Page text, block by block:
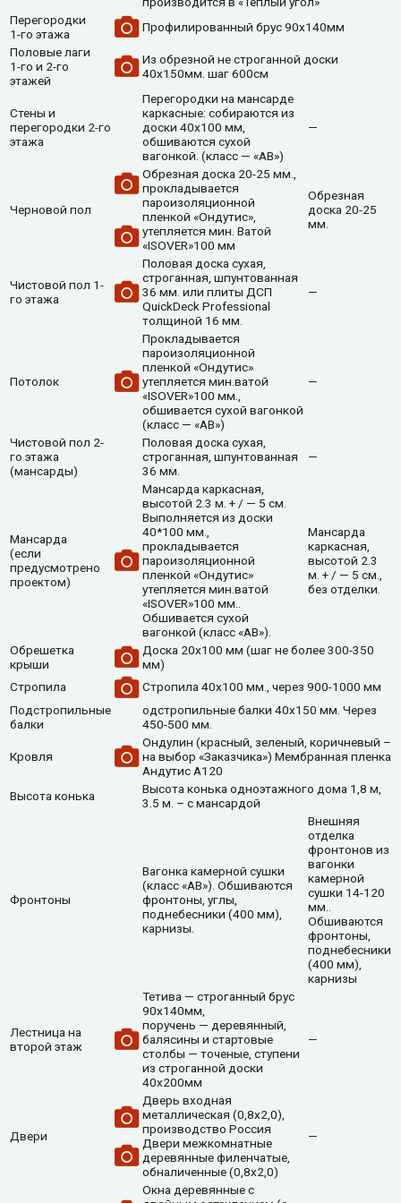
Перегородки
1-го этажа
Профилированный брус 90х140мм
Половые лаги
1-го и 2-го
этажей
Из обрезной не строганной доски
40х150мм. шаг 600см
Стены и
перегородки 2-го
этажа
Перегородки на мансарде
каркасные: собираются из
доски 40х100 мм,
обшиваются сухой
вагонкой. (класс — «АВ»)
—
Черновой пол
Обрезная доска 20-25 мм.,
прокладывается
пароизоляционной
пленкой «Ондутис»,
утепляется мин. Ватой
«ISOVER»100 мм
Обрезная
доска 20-25
мм.
Чистовой пол 1-
го этажа
Половая доска сухая,
строганная, шпунтованная
36 мм. или плиты ДСП
QuickDeck Professional
толщиной 16 мм.
—
Потолок
Прокладывается
пароизоляционной
пленкой «Ондутис»
утепляется мин.ватой
«ISOVER»100 мм.,
обшивается сухой вагонкой
(класс — «АВ»)
—
Чистовой пол 2-
го этажа
(мансарды)
Половая доска сухая,
строганная, шпунтованная
36 мм.
—
Мансарда
(если
предусмотрено
проектом)
Мансарда каркасная,
высотой 2.3 м. + / — 5 см.
Выполняется из доски
40*100 мм.,
прокладывается
пароизоляционной
пленкой «Ондутис»
утепляется мин.ватой
«ISOVER»100 мм..
Обшивается сухой
вагонкой (класс «АВ»).
Мансарда
каркасная,
высотой 2.3
м. + / — 5 см.,
без отделки.
Обрешетка
крыши
Доска 20х100 мм (шаг не более 300-350
мм)
Стропила
Cтропила 40х100 мм., через 900-1000 мм
Подстропильные
балки
одстропильные балки 40х150 мм. Через
450-500 мм.
Кровля
Ондулин (красный, зеленый, коричневый –
на выбор «Заказчика») Мембранная пленка
Андутис А120
Высота конька
Высота конька одноэтажного дома 1,8 м,
3.5 м. – с мансардой
Фронтоны
Вагонка камерной сушки
(класс «АВ»). Обшиваются
фронтоны, углы,
поднебесники (400 мм),
карнизы.
Внешняя
отделка
фронтонов из
вагонки
камерной
сушки 14-120
мм..
Обшиваются
фронтоны,
поднебесники
(400 мм),
карнизы
Лестница на
второй этаж
Тетива — строганный брус
90х140мм,
поручень — деревянный,
балясины и стартовые
столбы — точеные, ступени
из строганной доски
40х200мм
—
Двери
Дверь входная
металлическая (0,8х2,0),
производство Россия
Двери межкомнатные
деревянные филенчатые,
обналиченные (0,8х2,0)
—
Окна деревянные с